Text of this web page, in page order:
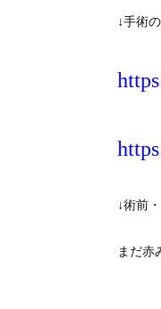
↓手術
↓術前
まだ赤